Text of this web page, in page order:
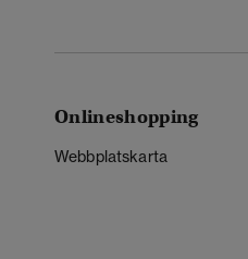
Onlineshopping
Webbplatskarta